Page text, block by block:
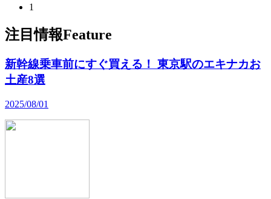
1
注目情報Feature
新幹線乗車前にすぐ買える！ 東京駅のエキナカお
土産8選
2025/08/01